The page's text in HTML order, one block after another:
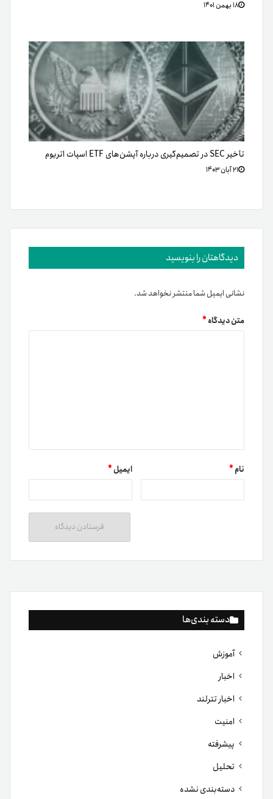
دسته بندی‌ها
آموزش
اخبار
اخبار تترلند
امنیت
پیشرفته
تحلیل
دسته‌بندی نشده
۱۸ بهمن ۱۴۰۱
تأخیر SEC در تصمیم‌گیری درباره آپشن‌های ETF اسپات اتریوم
۲۱ آبان ۱۴۰۳
دیدگاهتان را بنویسید
نشانی ایمیل شما منتشر نخواهد شد.
متن دیدگاه*
نام* ایمیل*